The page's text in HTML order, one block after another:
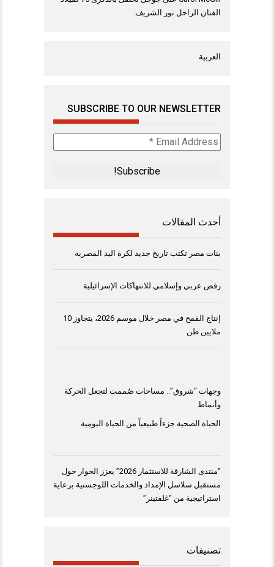
الفنان الراحل نور الشريف
العربية
SUBSCRIBE TO OUR NEWSLETTER
Email
Address
أحدث المقالات
بنات مصر تكتب تاريخ جديد لكرة اليد المصرية
رفض عربي وإسلامي للانتهاكات الإسرائيلية
إنتاج القمح في مصر خلال موسم 2026، يتجاوز 10
ملايين طن
وجهات “شروق”.. مساحات صُممت لتجعل الحركة
وأنماط
الحياة الصحية جزءاً طبيعياً من الحياة اليومية
“منتدى الشارقة للاستثمار 2026” يعزز الحوار حول
مستقبل سلاسل الإمداد والخدمات اللوجستية برعاية
استراتيجية من “غلفتينر”
تصنيفات